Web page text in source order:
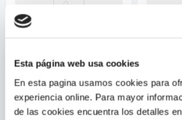
Esta página web usa cookies
En esta pagina usamos cookies para
experiencia online. Para mayor
de las cookies encuentra los detalles en
Correo electrónico
STAR WARS
STAR WARS. CUADERNO
GALACTICO 2